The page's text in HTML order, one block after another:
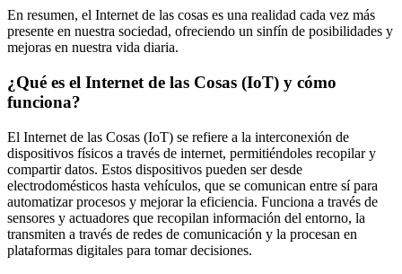
En resumen, el Internet de las cosas es una realidad cada vez más
presente en nuestra sociedad, ofreciendo un sinfín de posibilidades y
mejoras en nuestra vida diaria.
¿Qué es el Internet de las Cosas (IoT) y cómo
funciona?
El Internet de las Cosas (IoT) se refiere a la interconexión de
dispositivos físicos a través de internet, permitiéndoles recopilar y
compartir datos. Estos dispositivos pueden ser desde
electrodomésticos hasta vehículos, que se comunican entre sí para
automatizar procesos y mejorar la eficiencia. Funciona a través de
sensores y actuadores que recopilan información del entorno, la
transmiten a través de redes de comunicación y la procesan en
plataformas digitales para tomar decisiones.